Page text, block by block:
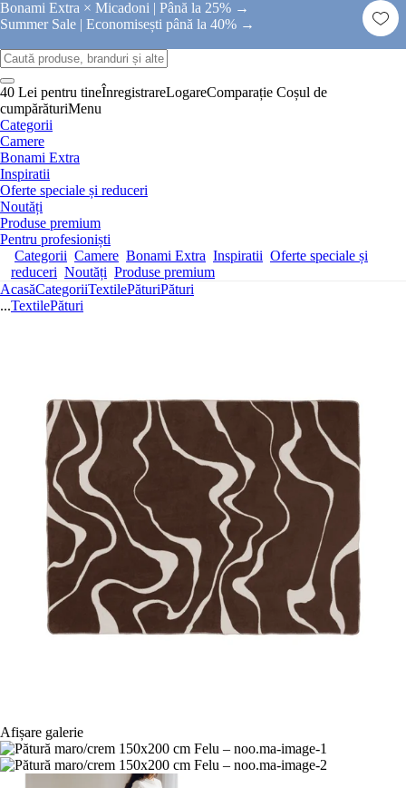
Bonami Extra × Micadoni | Până la 25% →
Summer Sale | Economisești până la 40% →
40 Lei pentru tineÎnregistrareLogareComparație Coșul de
cumpărăturiMenu
Categorii
Camere
Bonami Extra
Inspiratii
Oferte speciale și reduceri
Noutăți
Produse premium
Pentru profesioniști
Categorii Camere Bonami Extra Inspiratii Oferte speciale și
reduceri Noutăți Produse premium
AcasăCategoriiTextilePăturiPături
...TextilePături
Afișare galerie